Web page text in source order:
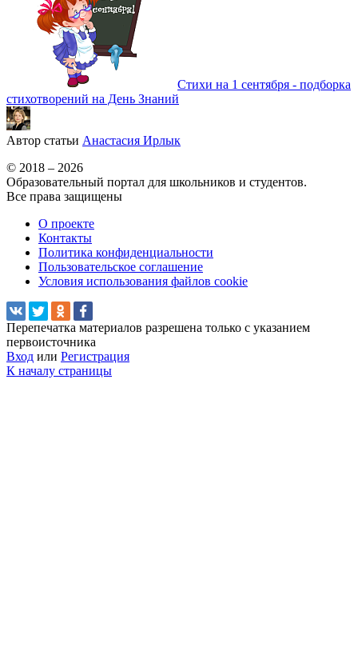
Стихи на 1 сентября - подборка
стихотворений на День Знаний
Автор статьи Анастасия Ирлык
© 2018 – 2026
Образовательный портал для школьников и студентов.
Все права защищены
О проекте
Контакты
Политика конфиденциальности
Пользовательское соглашение
Условия использования файлов cookie
Перепечатка материалов разрешена только с указанием
первоисточника
Вход или Регистрация
К началу страницы